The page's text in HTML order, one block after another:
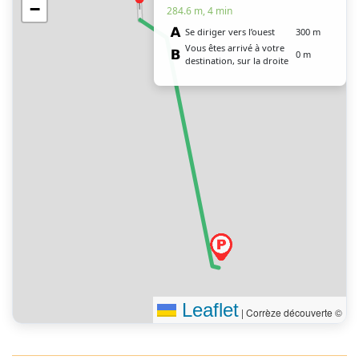
−
284.6 m, 4 min
Se diriger vers l’ouest
300 m
Vous êtes arrivé à votre
destination, sur la droite
0 m
Leaflet | Corrèze découverte ©